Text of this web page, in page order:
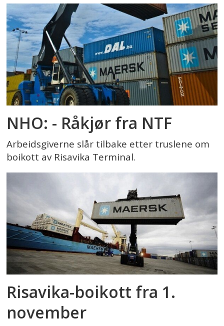
NHO: - Råkjør fra NTF
Arbeidsgiverne slår tilbake etter truslene om
boikott av Risavika Terminal.
Risavika-boikott fra 1.
november